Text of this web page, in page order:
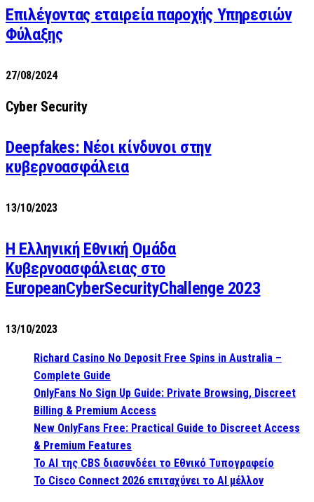
Επιλέγοντας εταιρεία παροχής Υπηρεσιών
Φύλαξης
27/08/2024
Cyber Security
Deepfakes: Νέοι κίνδυνοι στην
κυβερνοασφάλεια
13/10/2023
Η Ελληνική Εθνική Ομάδα
Κυβερνοασφάλειας στο
EuropeanCyberSecurityChallenge 2023
13/10/2023
Richard Casino No Deposit Free Spins in Australia –
Complete Guide
OnlyFans No Sign Up Guide: Private Browsing, Discreet
Billing & Premium Access
New OnlyFans Free: Practical Guide to Discreet Access
& Premium Features
Το AI της CBS διασυνδέει το Εθνικό Τυπογραφείο
Το Cisco Connect 2026 επιταχύνει το AI μέλλον